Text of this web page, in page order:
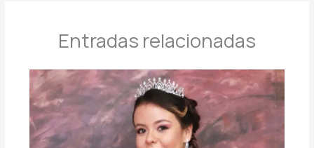
Entradas relacionadas